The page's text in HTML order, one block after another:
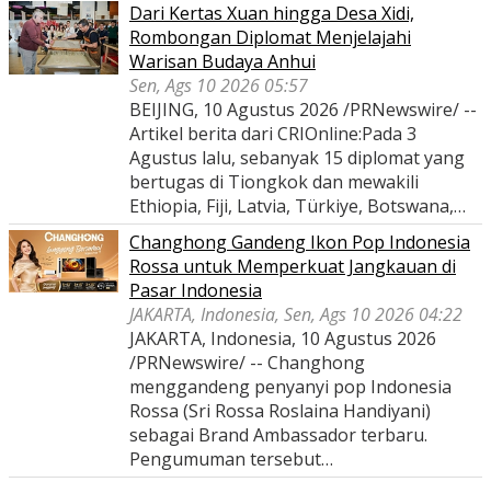
Dari Kertas Xuan hingga Desa Xidi,
Rombongan Diplomat Menjelajahi
Warisan Budaya Anhui
Sen, Ags 10 2026 05:57
BEIJING, 10 Agustus 2026 /PRNewswire/ --
Artikel berita dari CRIOnline:Pada 3
Agustus lalu, sebanyak 15 diplomat yang
bertugas di Tiongkok dan mewakili
Ethiopia, Fiji, Latvia, Türkiye, Botswana,…
Changhong Gandeng Ikon Pop Indonesia
Rossa untuk Memperkuat Jangkauan di
Pasar Indonesia
JAKARTA, Indonesia, Sen, Ags 10 2026 04:22
JAKARTA, Indonesia, 10 Agustus 2026
/PRNewswire/ -- Changhong
menggandeng penyanyi pop Indonesia
Rossa (Sri Rossa Roslaina Handiyani)
sebagai Brand Ambassador terbaru.
Pengumuman tersebut…